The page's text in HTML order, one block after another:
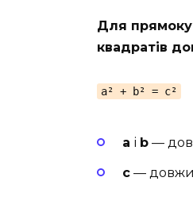
Для
квадратів
a² + b² = c²
a і b —
c —